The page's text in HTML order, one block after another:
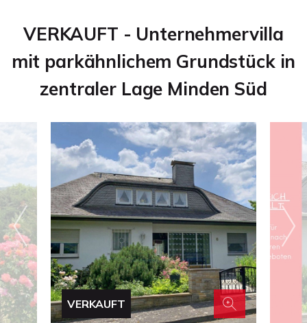
VERKAUFT - Unternehmervilla
mit parkähnlichem Grundstück in
zentraler Lage Minden Süd
VERKAUFT